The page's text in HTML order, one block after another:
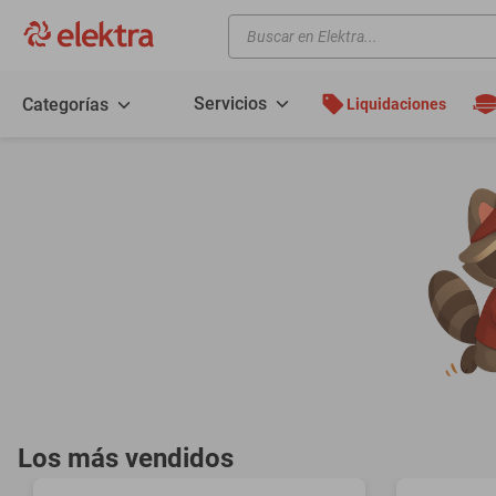
Buscar en Elektra...
Categorías Servicios Liquidaciones
Los más vendidos
motos